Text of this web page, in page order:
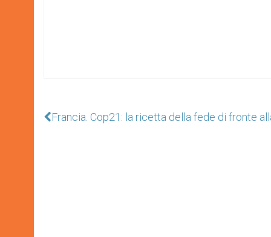
Francia. Cop21: la ricetta della fede di fronte